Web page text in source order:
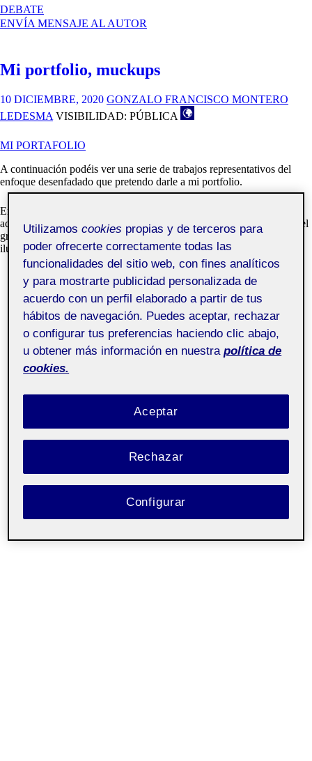
DEBATE
MI
ENVÍA MENSAJE AL AUTOR
Mi portfolio, muckups
10 DICIEMBRE, 2020 GONZALO FRANCISCO MONTERO
LEDESMA VISIBILIDAD: PÚBLICA
MI PORTAFOLIO
A continuación podéis ver una serie de trabajos representativos del
enfoque desenfadado que pretendo darle a mi portfolio.
En esta selección podéis ver dos trabajos realizados fuera del ámbito
académico. Y otro que pertenece a las actividades realizadas durante el
grado. Concretamente a una práctica realizada para la asignatura de
ilustración.
Utilizamoscookies propias y de terceros para
poder ofrecerte correctamente todas las
funcionalidades del sitio web, con fines analíticos
y para mostrarte publicidad personalizada de
acuerdo con un perfil elaborado a partir de tus
hábitos de navegación. Puedes aceptar, rechazar
o configurar tus preferencias haciendo clic abajo,
u obtener más información en nuestra política de
cookies.
Rechazar
Aceptar
Configurar